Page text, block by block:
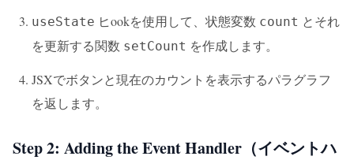
useState ヒookを使用して、状態変数 count とそれ
を更新する関数 setCount を作成します。
JSXでボタンと現在のカウントを表示するパラグラフ
を返します。
Step 2: Adding the Event Handler（イベントハ